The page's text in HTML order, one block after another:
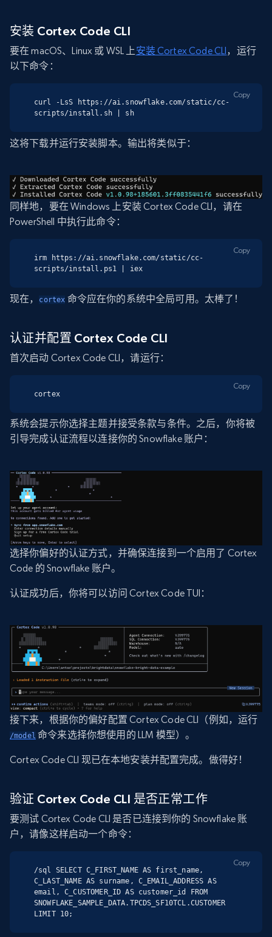
安装 Cortex Code CLI
要在 macOS、Linux 或 WSL 上安装 Cortex Code CLI ，运行
以下命令：
curl -LsS https://ai.snowflake.com/static/cc-
scripts/install.sh | sh
Copy
这将下载并运行安装脚本。输出将类似于：
同样地，要在 Windows 上安装 Cortex Code CLI，请在
PowerShell 中执行此命令：
irm https://ai.snowflake.com/static/cc-
scripts/install.ps1 | iex
Copy
现在， cortex 命令应在你的系统中全局可用。太棒了！
认证并配置 Cortex Code CLI
首次启动 Cortex Code CLI，请运行：
cortex
Copy
系统会提示你选择主题并接受条款与条件。之后，你将被
引导完成认证流程以连接你的 Snowflake 账户：
选择你偏好的认证方式，并确保连接到一个启用了 Cortex
Code 的 Snowflake 账户。
认证成功后，你将可以访问 Cortex Code TUI：
接下来，根据你的偏好配置 Cortex Code CLI（例如，运行
/model命令来选择你想使用的 LLM 模型）。
Cortex Code CLI 现已在本地安装并配置完成。做得好！
验证 Cortex Code CLI 是否正常工作
要测试 Cortex Code CLI 是否已连接到你的 Snowflake 账
户，请像这样启动一个命令：
/sql SELECT C_FIRST_NAME AS first_name,
C_LAST_NAME AS surname, C_EMAIL_ADDRESS AS
email, C_CUSTOMER_ID AS customer_id FROM
SNOWFLAKE_SAMPLE_DATA.TPCDS_SF10TCL.CUSTOMER
LIMIT 10;
Copy